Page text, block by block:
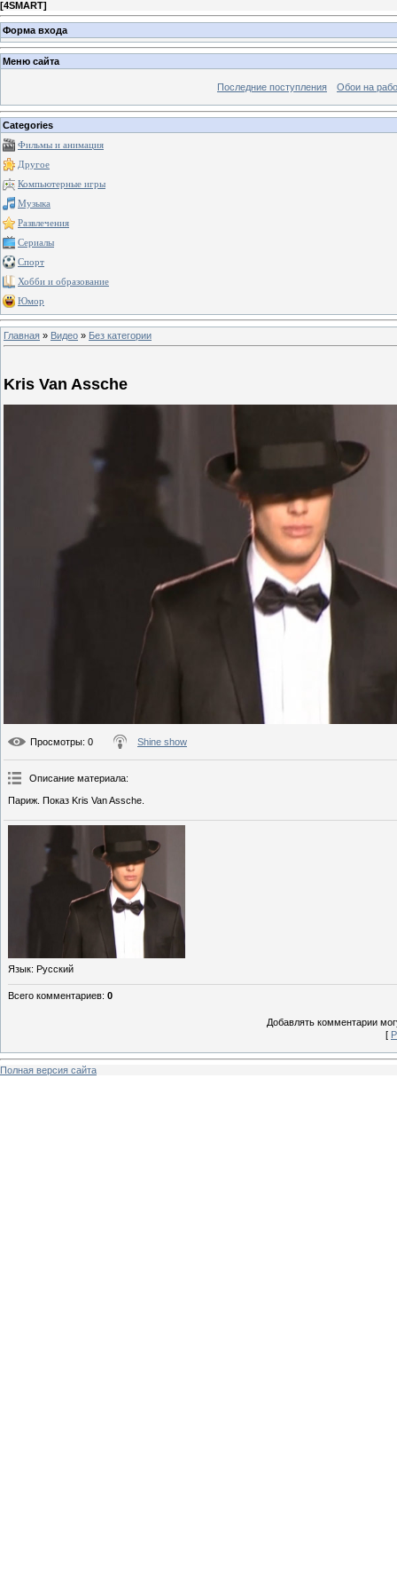
[4SMART]
Форма входа
Меню сайта
Последние поступления Обои на
Categories
Фильмы и анимация
Другое
Компьютерные игры
Музыка
Развлечения
Сериалы
Спорт
Хобби и образование
Юмор
Главная » Видео » Без категории
Kris Van Assche
Просмотры: 0 Shine show
Описание материала:
Париж. Показ Kris Van Assche.
Язык: Русский
Всего комментариев: 0
Добавлять комментарии
[
Полная версия сайта